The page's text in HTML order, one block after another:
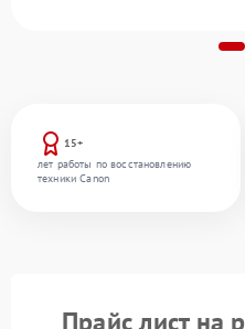
15+
лет работы по восстановлению
техники Canon
Прайс лист на